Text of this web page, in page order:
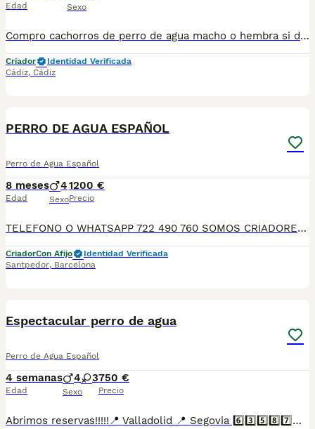
Edad Sexo
Compro cachorros de perro de agua macho o hembra si dispones de alguna camada ponte en contacto conmigo, también me valdría labrador retriever, zona de Cádiz
Criador
Identidad Verificada
Cádiz, Cádiz
PERRO DE AGUA ESPAÑOL
Perro de Agua Español
8 meses
Edad
4
Sexo
1200 €
Precio
TELEFONO O WHATSAPP 722 490 760 SOMOS CRIADORES DIRECTOS SIN INTERMEDIARIOS! MAS DE 20 AÑOS EN EL SECTOR NOS AVALAN, VALORANDO NO SOLO LA CRIA RESPONSABLE SI NO TAMBIEN LA SELECCIÓN PARA MEJORAR LA RAZA DURANTE TODOS ESTOS AÑOS. NUESTROS CACHORROS SE ENTREGAN PREVIAMENTE REVISADOS POR UN VETERINARIO PROFESIONAL Y BAJO LOS MAS ESTRICTOS CONTROLES DE SALUD, HACEMOS HINCAPIÉ EN SU SOCIABILIZACIÓN PARA SU CORRECTO DESARROLLO NEUROLOGICO! Y OS ASESORAMOS ANTES DURANTE Y DESPUES DE LA ENTREGA PARA QUE TODO SEA LO MAS AFABLE Y FACIL POSIBLE DURANTE LA ADAPTACION! NUESTROS BEBE SE ENTREGAN A PARTIR DE LOS DOS MESES CON SUS VACUNAS AL DIA, DESPARASITADOS Y CON GARANTIAS DE SALUD, MICROCHIP Y CARTILLA DE VACUNACION! SI BUSCAS UN COMPAÑERO SANO Y EQUILIBRADO ESTE ES EL LUGAR, TE ASESORAREMOS DURANTE TODO EL PROCESO NO DUDES EN CONSULTAR POR NUESTROS PEQUES AL 722 490 760
CriadorCon Afijo
Identidad Verificada
Santpedor, Barcelona
Espectacular perro de agua
Perro de Agua Español
4 semanas
Edad
4 3
Sexo
750 €
Precio
Abrimos reservas!!!!!📍 Valladolid 📍 Segovia 6️⃣3️⃣5️⃣8️⃣7️⃣3️⃣9️⃣1️⃣4️⃣ Disponemos de una nueva camada de perros de agua Disponible machos y hembras Algunos rabones de nacimiento Padres con buena morfologia y caracter Sociabilizados desde el primer momento No dan alergia No sueltan pelo Se entrega con dos meses, dos vacunas, cartilla de vacunación Desparasitaciones Revisión veterinaria Garantías por escrito Posibilidad de chip y pasaporte Posibilidad de transporte 🚗 contrareembolso con chofer de confianza Infórmate sin compromiso ☎️ 34 635 87 39 14